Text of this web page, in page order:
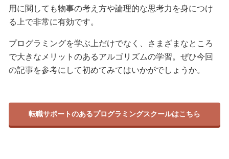
用に関しても物事の考え方や論理的な思考力を身につけ
る上で非常に有効です。
プログラミングを学ぶ上だけでなく、さまざまなところ
で大きなメリットのあるアルゴリズムの学習。ぜひ今回
の記事を参考にして初めてみてはいかがでしょうか。
転職サポートのあるプログラミングスクールはこちら